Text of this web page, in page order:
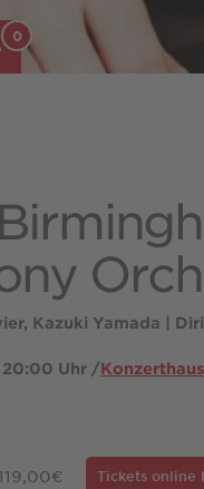
0
Kazuki Yamada |
20:00 Uhr /
Tickets online